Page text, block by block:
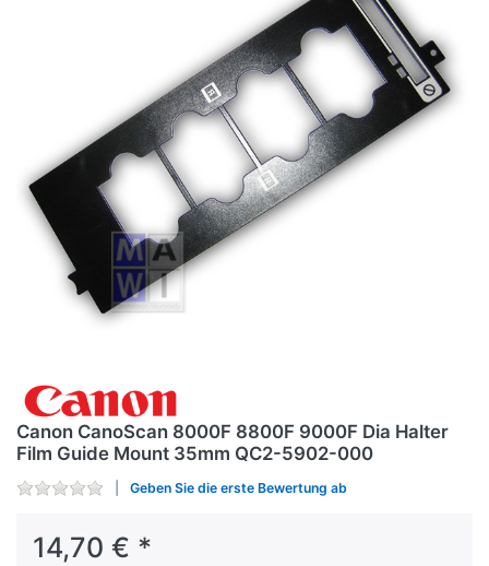
Canon CanoScan 8000F 8800F 9000F Dia Halter
Film Guide Mount 35mm QC2-5902-000
Geben Sie die erste Bewertung ab
14,70 € *